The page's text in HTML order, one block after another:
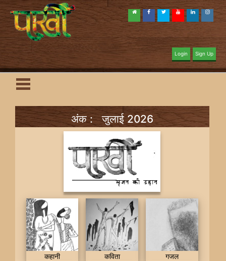
Login Sign Up
अंक : जुलाई 2026
कहानी कविता गजल